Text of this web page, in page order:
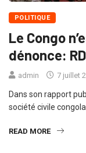
POLITIQUE
Le Congo
dénonce:
admin 7 juillet
Dans son rapport
société civile
READ MORE